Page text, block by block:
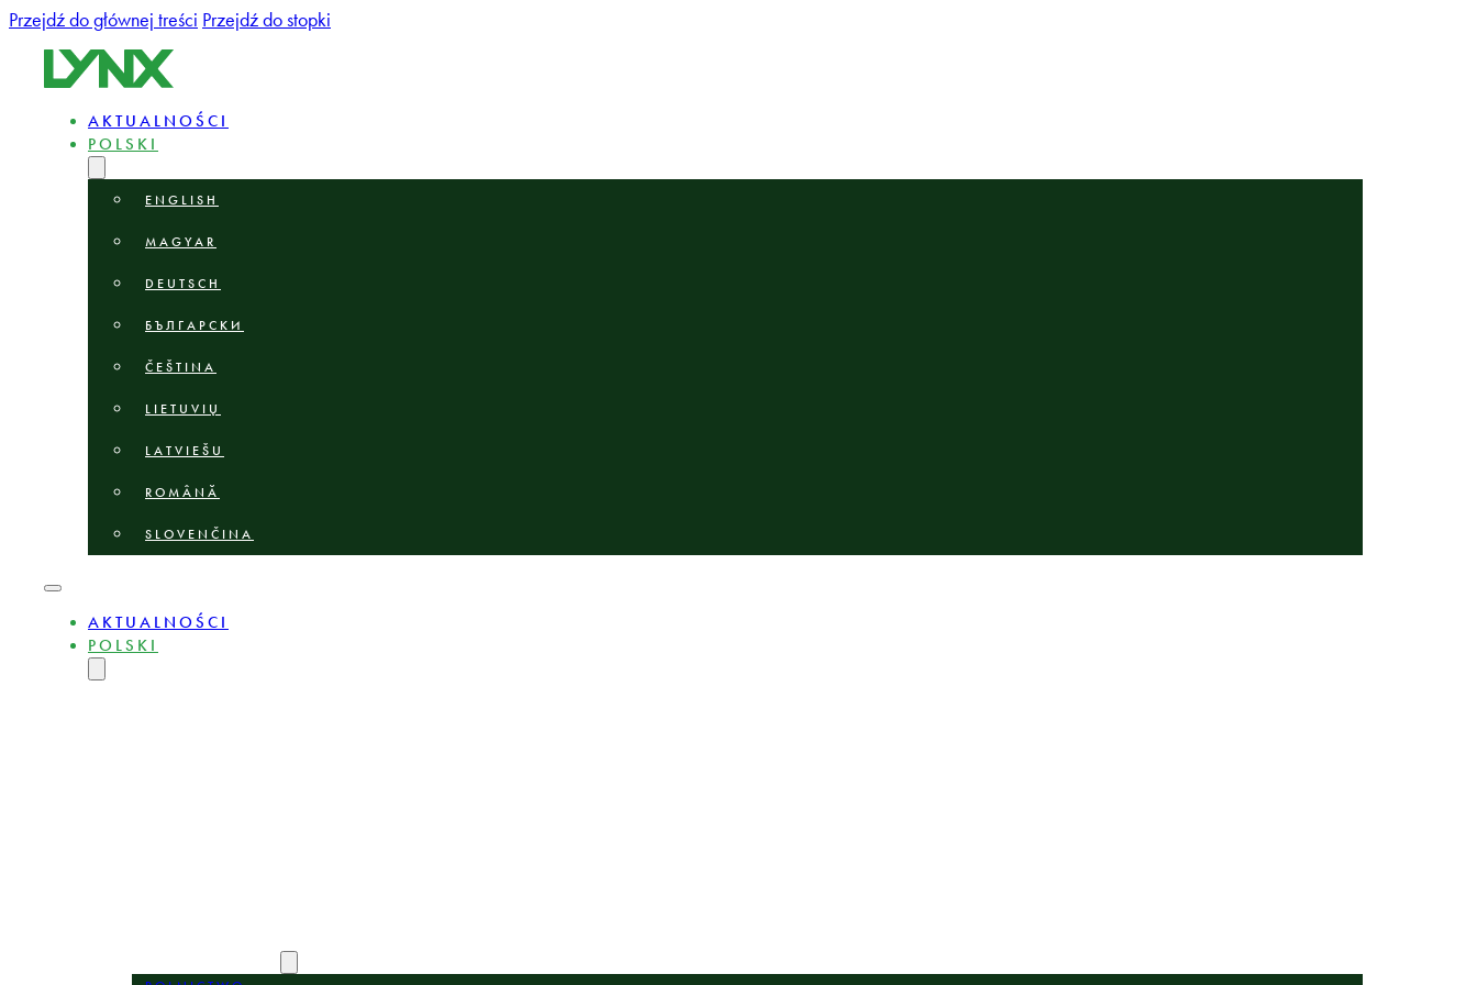
Przejdź do głównej treści Przejdź do stopki
AKTUALNOŚCI
POLSKI
ENGLISH
MAGYAR
DEUTSCH
БЪЛГАРСКИ
ČEŠTINA
LIETUVIŲ
LATVIEŠU
ROMÂNĂ
SLOVENČINA
AKTUALNOŚCI
POLSKI